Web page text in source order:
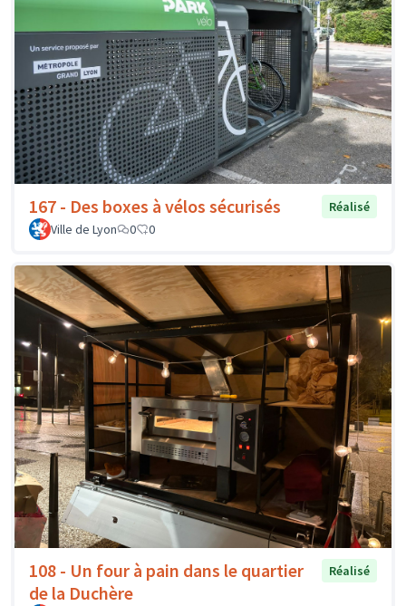
167 - Des boxes à vélos sécurisés
Réalisé
Ville de Lyon
0 0
108 - Un four à pain dans le quartier
de la Duchère
Réalisé